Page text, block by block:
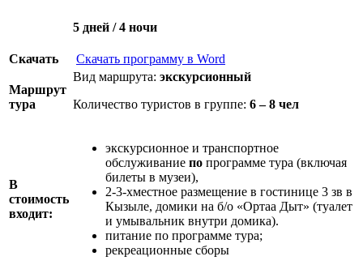
5 дней / 4 ночи
Скачать Скачать программу в Word
Маршрут
тура
Вид маршрута: экскурсионный
Количество туристов в группе: 6 – 8 чел
В
стоимость
входит:
экскурсионное и транспортное
обслуживание по программе тура (включая
билеты в музеи),
2-3-хместное размещение в гостинице 3 зв в
Кызыле, домики на б/о «Ортаа Дыт» (туалет
и умывальник внутри домика).
питание по программе тура;
рекреационные сборы